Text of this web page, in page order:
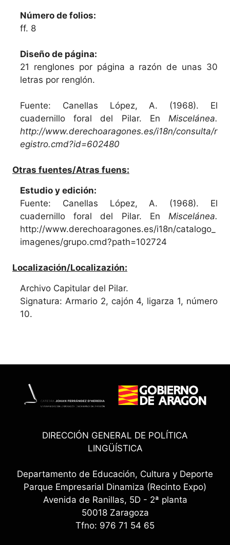
Número de folios:
ff. 8
Diseño de página:
21 renglones por página a razón de unas 30
letras por renglón.
Fuente: Canellas López, A. (1968). El
cuadernillo foral del Pilar. En Miscelánea.
http://www.derechoaragones.es/i18n/consulta/r
egistro.cmd?id=602480
Otras fuentes/Atras fuens:
Estudio y edición:
Fuente: Canellas López, A. (1968). El
cuadernillo foral del Pilar. En Miscelánea.
http://www.derechoaragones.es/i18n/catalogo_
imagenes/grupo.cmd?path=102724
Localización/Localizazión:
Archivo Capitular del Pilar.
Signatura: Armario 2, cajón 4, ligarza 1, número
10.
DIRECCIÓN GENERAL DE POLÍTICA
LINGÜÍSTICA
Departamento de Educación, Cultura y Deporte
Parque Empresarial Dinamiza (Recinto Expo)
Avenida de Ranillas, 5D - 2ª planta
50018 Zaragoza
Tfno: 976 71 54 65